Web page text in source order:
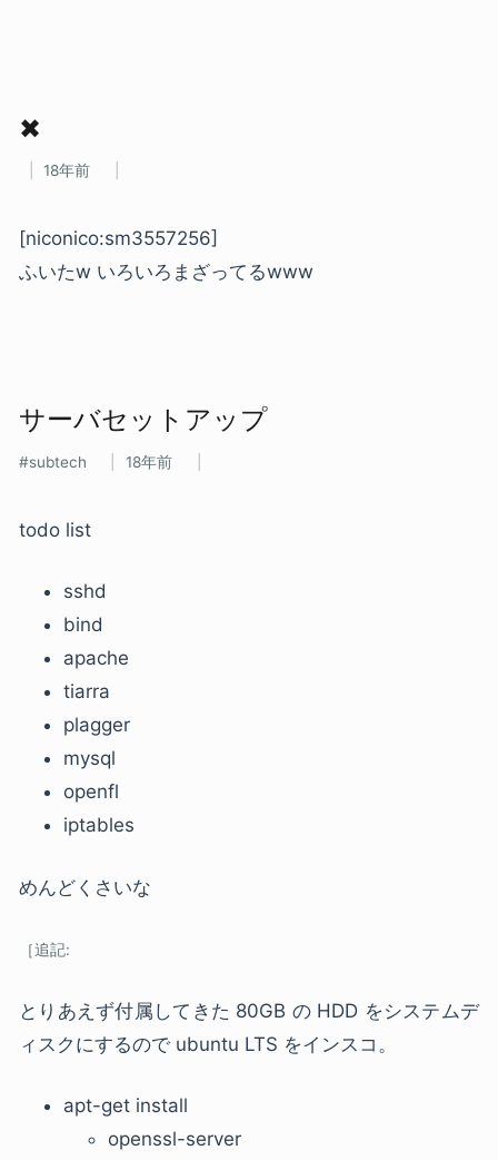
✖
18年前
[niconico:sm3557256]
ふいたw いろいろまざってるwww
サーバセットアップ
subtech 18年前
todo list
sshd
bind
apache
tiarra
plagger
mysql
openfl
iptables
めんどくさいな
とりあえず付属してきた 80GB の HDD をシステムデ
ィスクにするので ubuntu LTS をインスコ。
apt-get install
openssl-server